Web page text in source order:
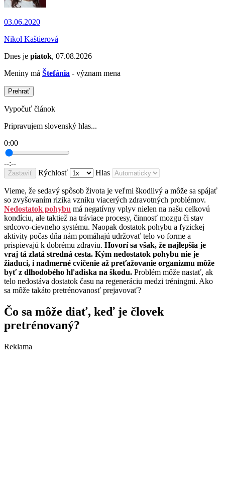
03.06.2020
Nikol Kaštierová
Dnes je piatok, 07.08.2026
Meniny má Štefánia - význam mena
Prehrať
Vypočuť článok
Pripravujem slovenský hlas...
0:00
--:--
Zastaviť Rýchlosť Hlas
Vieme, že sedavý spôsob života je veľmi škodlivý a môže sa spájať
so zvyšovaním rizika vzniku viacerých zdravotných problémov.
Nedostatok pohybu má negatívny vplyv nielen na našu celkovú
kondíciu, ale taktiež na tráviace procesy, činnosť mozgu či stav
srdcovo-cievneho systému. Naopak dostatok pohybu a fyzickej
aktivity počas dňa nám pomáhajú udržovať telo vo forme a
prispievajú k dobrému zdraviu. Hovorí sa však, že najlepšia je
vraj tá zlatá stredná cesta. Kým nedostatok pohybu nie je
žiaduci, i nadmerné cvičenie až preťažovanie organizmu môže
byť z dlhodobého hľadiska na škodu. Problém môže nastať, ak
telo nedostáva dostatok času na regeneráciu medzi tréningmi. Ako
sa môže takáto pretrénovanosť prejavovať?
Čo sa môže diať, keď je človek
pretrénovaný?
Reklama